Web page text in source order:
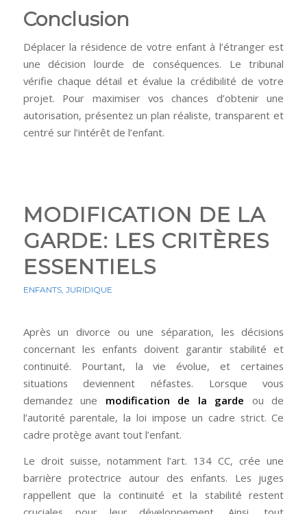
Conclusion
Déplacer la résidence de votre enfant à l’étranger est
une décision lourde de conséquences. Le tribunal
vérifie chaque détail et évalue la crédibilité de votre
projet. Pour maximiser vos chances d’obtenir une
autorisation, présentez un plan réaliste, transparent et
centré sur l’intérêt de l’enfant.
MODIFICATION DE LA
GARDE: LES CRITÈRES
ESSENTIELS
ENFANTS, JURIDIQUE
Après un divorce ou une séparation, les décisions
concernant les enfants doivent garantir stabilité et
continuité. Pourtant, la vie évolue, et certaines
situations deviennent néfastes. Lorsque vous
demandez une modification de la garde ou de
l’autorité parentale, la loi impose un cadre strict. Ce
cadre protège avant tout l’enfant.
Le droit suisse, notamment l’art. 134 CC, crée une
barrière protectrice autour des enfants. Les juges
rappellent que la continuité et la stabilité restent